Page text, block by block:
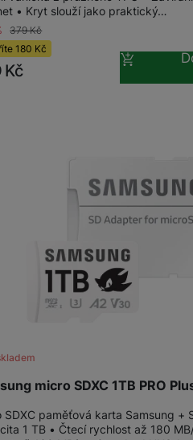
my nebo naši partneři,
třetích stran.
• Kryt slouží jako praktický…
379Kč
180 Kč
Kč
micro SDXC 1TB PRO
SDXC paměťová karta Samsung +
1 TB • Čtecí rychlost až 180